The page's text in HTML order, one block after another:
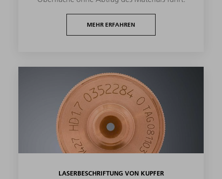
MEHR ERFAHREN
LASERBESCHRIFTUNG VON KUPFER